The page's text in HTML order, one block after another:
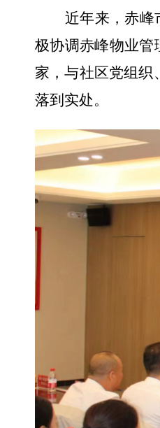
近年来，赤峰
极协调赤峰物业管
家，与社区党组织、
落到实处。